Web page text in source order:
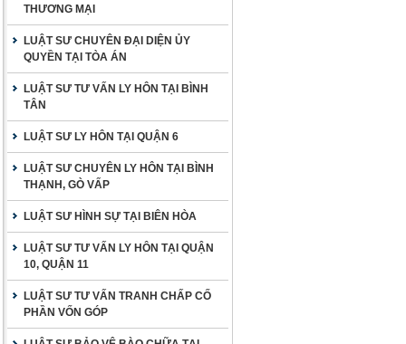
THƯƠNG MẠI
LUẬT SƯ CHUYÊN ĐẠI DIỆN ỦY
QUYỀN TẠI TÒA ÁN
LUẬT SƯ TƯ VẤN LY HÔN TẠI BÌNH
TÂN
LUẬT SƯ LY HÔN TẠI QUẬN 6
LUẬT SƯ CHUYÊN LY HÔN TẠI BÌNH
THẠNH, GÒ VẤP
LUẬT SƯ HÌNH SỰ TẠI BIÊN HÒA
LUẬT SƯ TƯ VẤN LY HÔN TẠI QUẬN
10, QUẬN 11
LUẬT SƯ TƯ VẤN TRANH CHẤP CỐ
PHẦN VỐN GÓP